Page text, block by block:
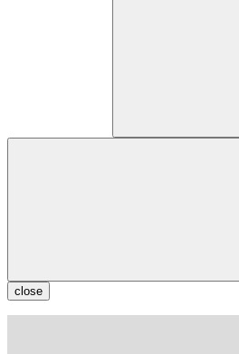
close